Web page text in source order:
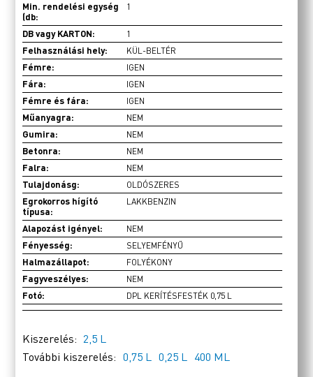
Min. rendelési egység
(db:
1
DB vagy KARTON: 1
Felhasználási hely: KÜL-BELTÉR
Fémre: IGEN
Fára: IGEN
Fémre és fára: IGEN
Műanyagra: NEM
Gumira: NEM
Betonra: NEM
Falra: NEM
Tulajdonásg: OLDÓSZERES
Egrokorros hígító
típusa:
LAKKBENZIN
Alapozást igényel: NEM
Fényesség: SELYEMFÉNYŰ
Halmazállapot: FOLYÉKONY
Fagyveszélyes: NEM
Fotó: DPL KERÍTÉSFESTÉK 0,75 L
Kiszerelés: 2,5 L
További kiszerelés: 0,75 L 0,25 L 400 ML